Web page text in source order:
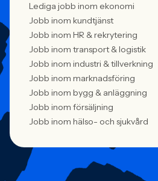
Lediga jobb inom ekonomi
Jobb inom kundtjänst
Jobb inom HR & rekrytering
Jobb inom transport & logistik
Jobb inom industri & tillverkning
Jobb inom marknadsföring
Jobb inom bygg & anläggning
Jobb inom försäljning
Jobb inom hälso- och sjukvård